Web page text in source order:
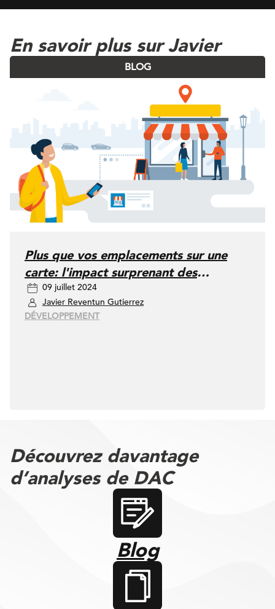
En savoir plus sur Javier
BLOG
Plus que vos emplacements sur une
carte: l'impact surprenant des
localisateurs de magasins
09 juillet 2024
Javier Reventun Gutierrez
DÉVELOPPEMENT
Découvrez davantage
d’analyses de DAC
Blog